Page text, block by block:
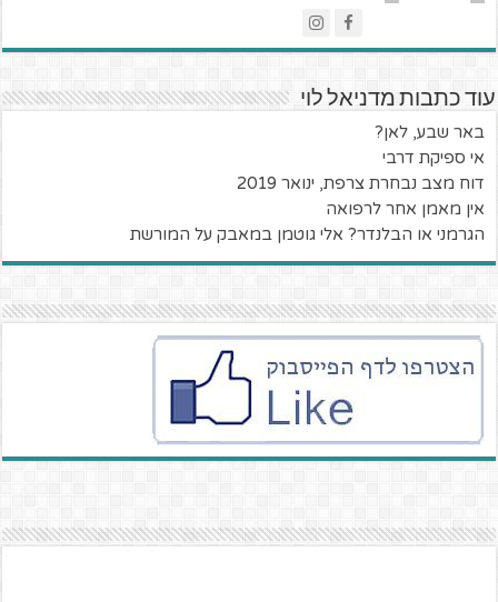
עוד כתבות מדניאל לוי
באר שבע, לאן?
אי ספיקת דרבי
דוח מצב נבחרת צרפת, ינואר 2019
אין מאמן אחר לרפואה
הגרמני או הבלנדר? אלי גוטמן במאבק על המורשת